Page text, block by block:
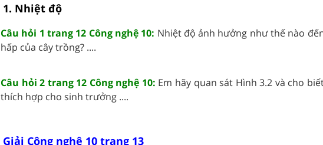
1. Nhiệt độ
Câu hỏi 1 trang 12 Công nghệ 10: Nhiệt độ ảnh hưởng như thế nào
hấp của cây trồng? ....
Câu hỏi 2 trang 12 Công nghệ 10: Em hãy quan sát Hình 3.2 và cho
thích hợp cho sinh trưởng ....
Giải Công nghệ 10 trang 13